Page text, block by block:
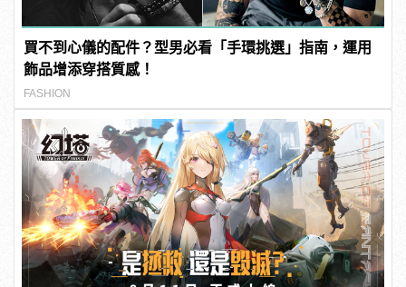
買不到心儀的配件？型男必看「手環挑選」指南，運用
飾品增添穿搭質感！
FASHION